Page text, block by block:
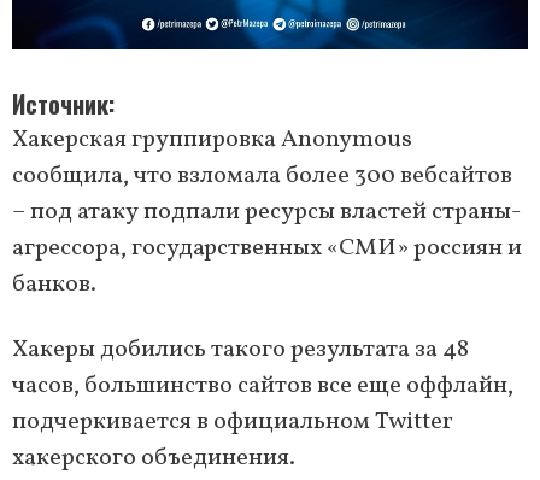
Источник
Хакерская группировка Anonymous
сообщила, что взломала более 300 вебсайтов
– под атаку подпали ресурсы властей страны-
агрессора, государственных «СМИ» россиян и
банков.
Хакеры добились такого результата за 48
часов, большинство сайтов все еще оффлайн,
подчеркивается в официальном Twitter
хакерского объединения.